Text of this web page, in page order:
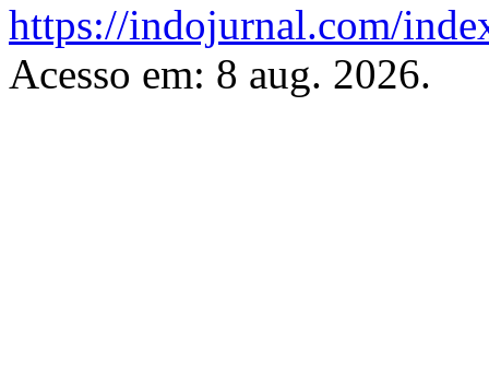
https://indojurnal.com/
Acesso em: 8 aug. 2026.